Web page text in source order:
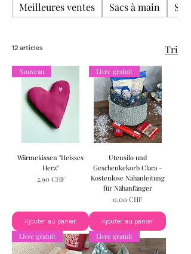
Meilleures ventes Sacs à main
12 articles Tri
Nouveau
Wärmekissen "Heisses
Herz"
Prix
2,90 CHF
Ajouter au panier
Livre gratuit
Utensilo und
Geschenkekorb Clara -
Kostenlose Nähanleitung
für Nähanfänger
Prix
0,00 CHF
Ajouter au panier
Livre gratuit Livre gratuit